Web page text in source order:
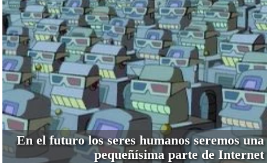
En el futuro los seres humanos seremos una
pequeñísima parte de Internet